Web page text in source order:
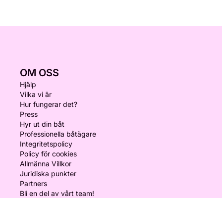
OM OSS
Hjälp
Vilka vi är
Hur fungerar det?
Press
Hyr ut din båt
Professionella båtägare
Integritetspolicy
Policy för cookies
Allmänna Villkor
Juridiska punkter
Partners
Bli en del av vårt team!